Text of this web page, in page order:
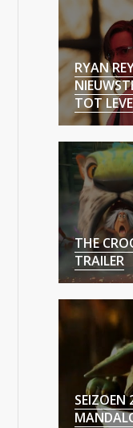
RYAN
TOT
THE
TRAILER
SEIZOEN